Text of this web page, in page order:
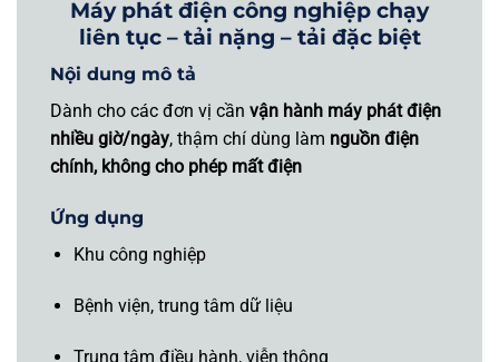
Máy phát điện công nghiệp chạy
liên tục – tải nặng – tải đặc biệt
Nội dung mô tả
Dành cho các đơn vị cần vận hành máy phát điện
nhiều giờ/ngày, thậm chí dùng làm nguồn điện
chính, không cho phép mất điện
Ứng dụng
Khu công nghiệp
Bệnh viện, trung tâm dữ liệu
Trung tâm điều hành, viễn thông